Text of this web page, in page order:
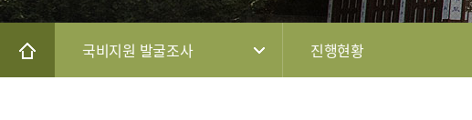
국비지원 발굴조사 진행현황